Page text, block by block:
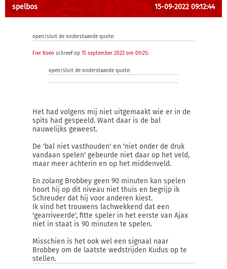
spelbos 15-09-2022 09:12:44
open/sluit de onderstaande quote:
Fier Koen schreef op 15 september 2022 om 00:25:
open/sluit de onderstaande quote:
Het had volgens mij niet uitgemaakt wie er in de
spits had gespeeld. Want daar is de bal
nauwelijks geweest.
De 'bal niet vasthouden' en 'niet onder de druk
vandaan spelen' gebeurde niet daar op het veld,
maar meer achterin en op het middenveld.
En zolang Brobbey geen 90 minuten kan spelen
hoort hij op dit niveau niet thuis en begrijp ik
Schreuder dat hij voor anderen kiest.
Ik vind het trouwens lachwekkend dat een
'gearriveerde', fitte speler in het eerste van Ajax
niet in staat is 90 minuten te spelen.
Misschien is het ook wel een signaal naar
Brobbey om de laatste wedstrijden Kudus op te
stellen.